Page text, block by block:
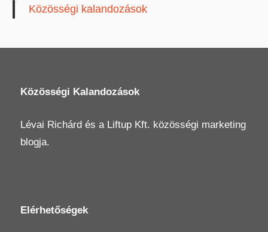
Közösségi kalandozások
Közösségi Kalandozások
Lévai Richárd és a Liftup Kft. közösségi marketing
blogja.
Elérhetőségek